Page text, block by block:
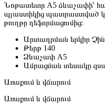
Նոթատետր A5 ձևաչափի՝
պլաստիկից պատրաստված
թուղթը դեֆորմացումից:
Արտադրման երկիր
Թերթ 140
Ձևաչափ A5
Ամրացման տեսակը
Առաքում և վճարում
Առաքում և վճարում